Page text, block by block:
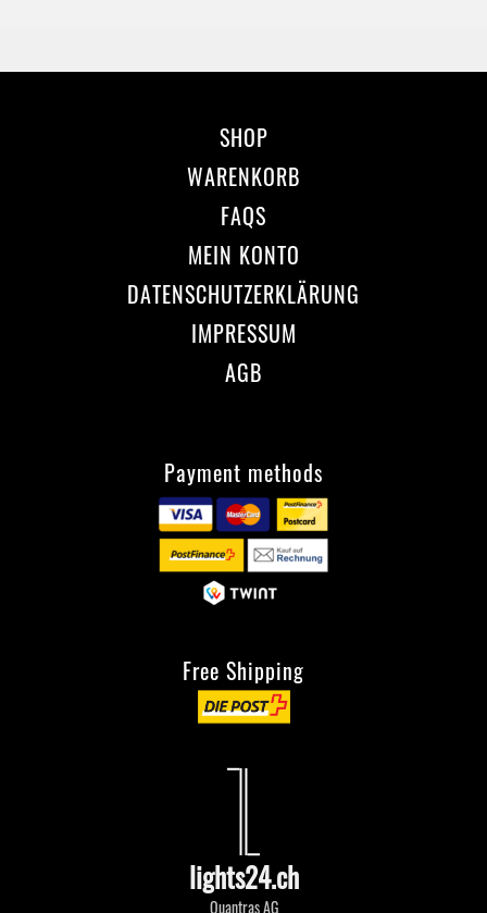
SHOP
WARENKORB
FAQS
MEIN KONTO
DATENSCHUTZERKLÄRUNG
IMPRESSUM
AGB
Payment methods
Free Shipping
lights24.ch
Quantras AG